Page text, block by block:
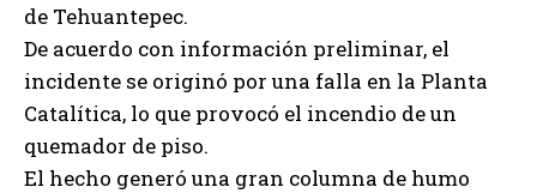
de Tehuantepec.
De acuerdo con información preliminar, el
incidente se originó por una falla en la Planta
Catalítica, lo que provocó el incendio de un
quemador de piso.
El hecho generó una gran columna de humo